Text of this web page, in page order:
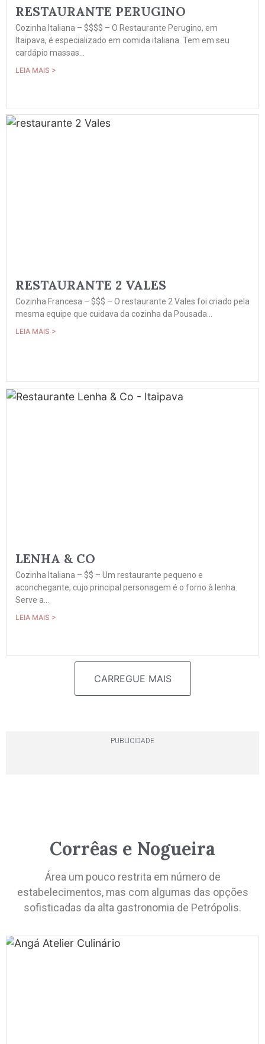
RESTAURANTE PERUGINO
Cozinha Italiana – $$$$ – O Restaurante Perugino, em
Itaipava, é especializado em comida italiana. Tem em seu
cardápio massas...
LEIA MAIS >
RESTAURANTE 2 VALES
Cozinha Francesa – $$$ – O restaurante 2 Vales foi criado pela
mesma equipe que cuidava da cozinha da Pousada...
LEIA MAIS >
LENHA & CO
Cozinha Italiana – $$ – Um restaurante pequeno e
aconchegante, cujo principal personagem é o forno à lenha.
Serve a...
LEIA MAIS >
CARREGUE MAIS
PUBLICIDADE
Corrêas e Nogueira
Área um pouco restrita em número de
estabelecimentos, mas com algumas das opções
sofisticadas da alta gastronomia de Petrópolis.